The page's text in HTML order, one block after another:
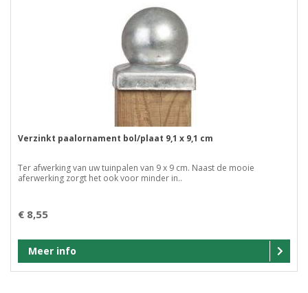
Verzinkt paalornament bol/plaat 9,1 x 9,1 cm
Ter afwerking van uw tuinpalen van 9 x 9 cm. Naast de mooie
aferwerking zorgt het ook voor minder in..
€ 8,55
Meer info